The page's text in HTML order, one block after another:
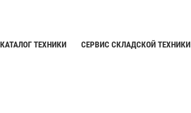
КАТАЛОГ ТЕХНИКИ СЕРВИС СКЛАДСКОЙ ТЕХНИКИ